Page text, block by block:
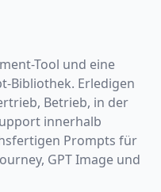
Tool und eine
Bibliothek. Erledigen
Betrieb, in der
innerhalb
Prompts für
GPT Image und